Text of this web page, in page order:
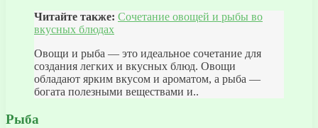
Читайте также: Сочетание овощей и рыбы во
вкусных блюдах
Овощи и рыба — это идеальное сочетание для
создания легких и вкусных блюд. Овощи
обладают ярким вкусом и ароматом, а рыба —
богата полезными веществами и..
Рыба